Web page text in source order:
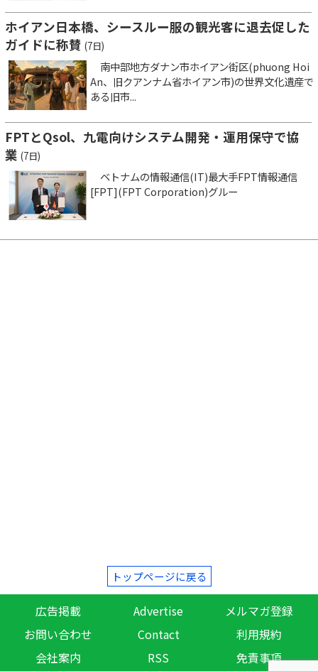
ホイアン日本橋、シースルー服の観光客に退去促した
ガイドに称賛 (7日)
南中部地方ダナン市ホイアン街区(phuong Hoi
An、旧クアンナム省ホイアン市)の世界文化遺産で
ある旧市...
FPTとQsol、九電向けシステム開発・運用保守で協
業 (7日)
ベトナムの情報通信(IT)最大手FPT情報通信
[FPT](FPT Corporation)グルー
トップページに戻る
広告掲載 Advertise
メルマガ登録
お問い合わせ
Contact
利用規約
会社案内
RSS 免責事項